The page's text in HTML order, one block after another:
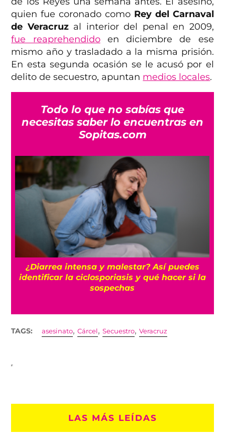
quien fue coronado como Rey del Carnaval
de Veracruzal interior del penal en 2009,
fue reaprehendidoen diciembre de ese
mismo año y trasladado a la misma prisión.
En esta segunda ocasión se le acusó por el
delito de secuestro, apuntan medios locales.
Todo lo que no sabías que
necesitas saber lo encuentras en
Sopitas.com
¿Diarrea intensa y malestar? Así puedes
identificar la ciclosporiasis y qué hacer si la
sospechas
TAGS: asesinato,Cárcel,Secuestro,Veracruz
LAS MÁS LEÍDAS